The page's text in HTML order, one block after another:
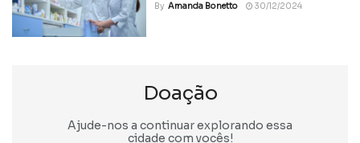
By Amanda Bonetto 30/12/2024
Doação
Ajude-nos a continuar explorando essa
cidade com vocês!